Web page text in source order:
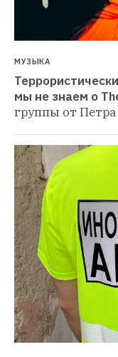
МУЗЫКА
мы не знаем о
группы от